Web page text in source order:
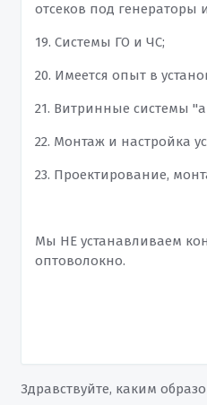
отсеков под генераторы
19. Системы ГО и ЧС;
20. Имеется опыт в
21. Витринные системы
22. Монтаж и настройка
23. Проектирование,
Мы НЕ устанавливаем
оптоволокно.
Здравствуйте, каким